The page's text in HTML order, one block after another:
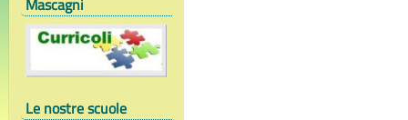
Mascagni
Le nostre scuole